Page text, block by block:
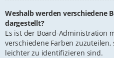
Weshalb werden verschiedene
dargestellt?
Es ist der Board-Administration
verschiedene Farben
leichter zu identifizieren sind.